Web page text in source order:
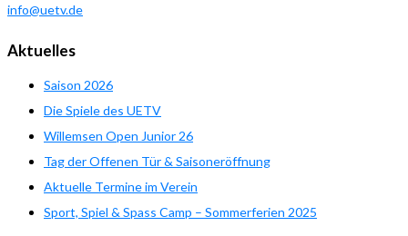
info@uetv.de
Aktuelles
Saison 2026
Die Spiele des UETV
Willemsen Open Junior 26
Tag der Offenen Tür & Saisoneröffnung
Aktuelle Termine im Verein
Sport, Spiel & Spass Camp – Sommerferien 2025